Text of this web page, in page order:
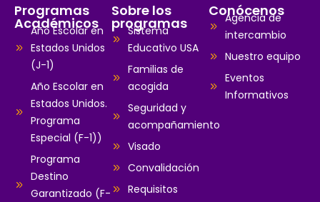
Programas
Académicos
Año Escolar en
Estados Unidos
(J-1)
Año Escolar en
Estados Unidos.
Programa
Especial (F-1))
Programa
Destino
Garantizado (F-
Sobre los
programas
Sistema
Educativo USA
Familias de
acogida
Seguridad y
acompañamiento
Visado
Convalidación
Requisitos
Conócenos
Agencia de
intercambio
Nuestro equipo
Eventos
Informativos